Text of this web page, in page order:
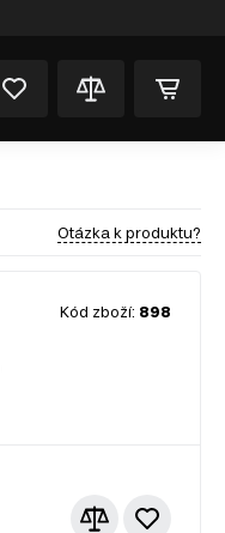
Otázka k produktu?
Kód zboží: 898